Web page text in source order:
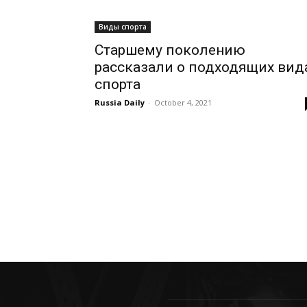
Виды спорта
Старшему поколению
рассказали о подходящих
спорта
Russia Daily - October 4, 2021